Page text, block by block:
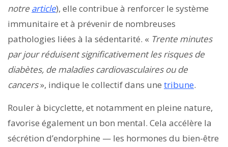
notre article), elle contribue à renforcer le système
immunitaire et à prévenir de nombreuses
pathologies liées à la sédentarité. « Trente minutes
par jour réduisent significativement les risques de
diabètes, de maladies cardiovasculaires ou de
cancers», indique le collectif dans une tribune.
Rouler à bicyclette, et notamment en pleine nature,
favorise également un bon mental. Cela accélère la
sécrétion d’endorphine — les hormones du bien-être